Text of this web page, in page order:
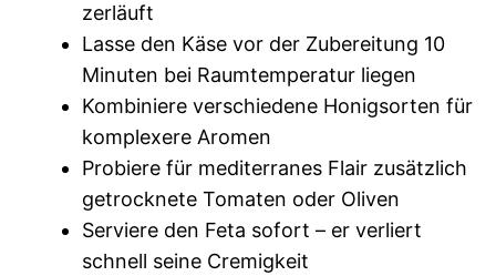
zerläuft
Lasse den Käse vor der Zubereitung 10
Minuten bei Raumtemperatur liegen
Kombiniere verschiedene Honigsorten für
komplexere Aromen
Probiere für mediterranes Flair zusätzlich
getrocknete Tomaten oder Oliven
Serviere den Feta sofort – er verliert
schnell seine Cremigkeit